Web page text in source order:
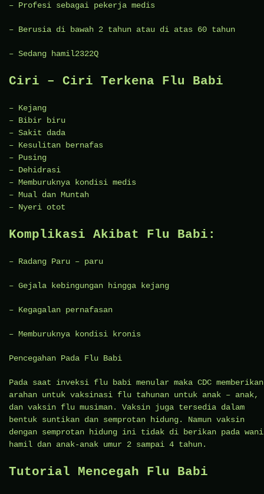
– Profesi sebagai pekerja medis
– Berusia di bawah 2 tahun atau di atas 60 tahun
– Sedang hamil2322Q
Ciri – Ciri Terkena Flu Babi
– Kejang
– Bibir biru
– Sakit dada
– Kesulitan bernafas
– Pusing
– Dehidrasi
– Memburuknya kondisi medis
– Mual dan Muntah
– Nyeri otot
Komplikasi Akibat Flu Babi:
– Radang Paru – paru
– Gejala kebingungan hingga kejang
– Kegagalan pernafasan
– Memburuknya kondisi kronis
Pencegahan Pada Flu Babi
Pada saat inveksi flu babi menular maka CDC memberikan
arahan untuk vaksinasi flu tahunan untuk anak – anak,
dan vaksin flu musiman. Vaksin juga tersedia dalam
bentuk suntikan dan semprotan hidung. Namun vaksin
dengan semprotan hidung ini tidak di berikan pada
hamil dan anak-anak umur 2 sampai 4 tahun.
Tutorial Mencegah Flu Babi